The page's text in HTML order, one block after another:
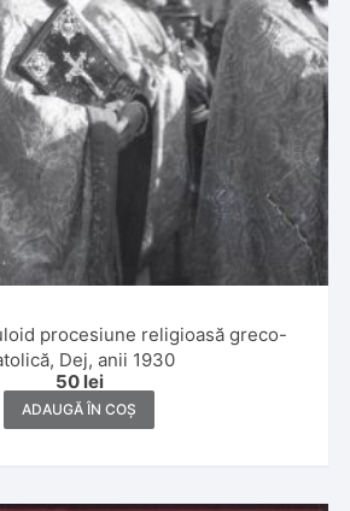
procesiune religioasă greco-
Dej, anii 1930
50 lei
ADAUGĂ ÎN COȘ